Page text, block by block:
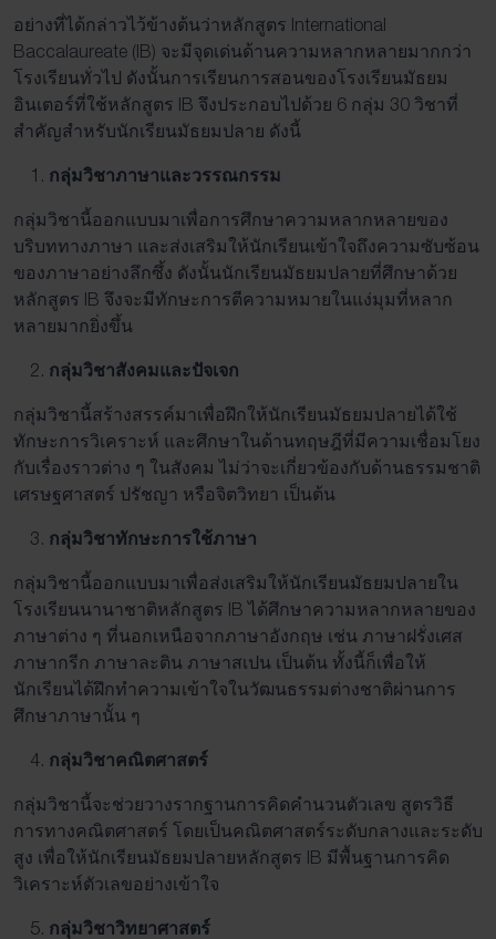
อย่างที่ได้กล่าวไว้ข้างต้นว่าหลักสูตร International
Baccalaureate (IB) จะมีจุดเด่นด้านความหลากหลายมากกว่า
โรงเรียนทั่วไป ดังนั้นการเรียนการสอนของโรงเรียนมัธยม
อินเตอร์ที่ใช้หลักสูตร IB จึงประกอบไปด้วย 6 กลุ่ม 30 วิชาที่
สำคัญสำหรับนักเรียนมัธยมปลาย ดังนี้
กลุ่มวิชาภาษาและวรรณกรรม
กลุ่มวิชานี้ออกแบบมาเพื่อการศึกษาความหลากหลายของ
บริบททางภาษา และส่งเสริมให้นักเรียนเข้าใจถึงความซับซ้อน
ของภาษาอย่างลึกซึ้ง ดังนั้นนักเรียนมัธยมปลายที่ศึกษาด้วย
หลักสูตร IB จึงจะมีทักษะการตีความหมายในแง่มุมที่หลาก
หลายมากยิ่งขึ้น
กลุ่มวิชาสังคมและปัจเจก
กลุ่มวิชานี้สร้างสรรค์มาเพื่อฝึกให้นักเรียนมัธยมปลายได้ใช้
ทักษะการวิเคราะห์ และศึกษาในด้านทฤษฎีที่มีความเชื่อมโยง
กับเรื่องราวต่าง ๆ ในสังคม ไม่ว่าจะเกี่ยวข้องกับด้านธรรมชาติ
เศรษฐศาสตร์ ปรัชญา หรือจิตวิทยา เป็นต้น
กลุ่มวิชาทักษะการใช้ภาษา
กลุ่มวิชานี้ออกแบบมาเพื่อส่งเสริมให้นักเรียนมัธยมปลายใน
โรงเรียนนานาชาติหลักสูตร IB ได้ศึกษาความหลากหลายของ
ภาษาต่าง ๆ ที่นอกเหนือจากภาษาอังกฤษ เช่น ภาษาฝรั่งเศส
ภาษากรีก ภาษาละติน ภาษาสเปน เป็นต้น ทั้งนี้ก็เพื่อให้
นักเรียนได้ฝึกทำความเข้าใจในวัฒนธรรมต่างชาติผ่านการ
ศึกษาภาษานั้น ๆ
กลุ่มวิชาคณิตศาสตร์
กลุ่มวิชานี้จะช่วยวางรากฐานการคิดคำนวนตัวเลข สูตรวิธี
การทางคณิตศาสตร์ โดยเป็นคณิตศาสตร์ระดับกลางและระดับ
สูง เพื่อให้นักเรียนมัธยมปลายหลักสูตร IB มีพื้นฐานการคิด
วิเคราะห์ตัวเลขอย่างเข้าใจ
กลุ่มวิชาวิทยาศาสตร์